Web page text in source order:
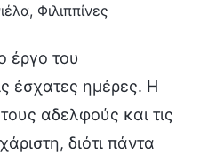
Φιλιππίνες
έργο του
έσχατες ημέρες. Η
αδελφούς και τις
διότι πάντα